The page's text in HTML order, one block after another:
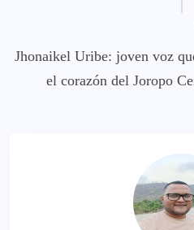
Jhonaikel Uribe: joven voz
el corazón del Joropo